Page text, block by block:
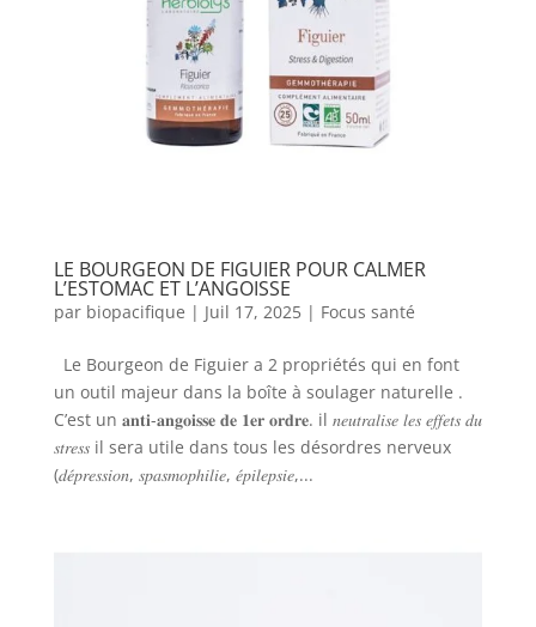
LE BOURGEON DE FIGUIER POUR CALMER
L’ESTOMAC ET L’ANGOISSE
par biopacifique | Juil 17, 2025| Focus santé
Le Bourgeon de Figuier a 2 propriétés qui en font
un outil majeur dans la boîte à soulager naturelle .
C’est un 𝐚𝐧𝐭𝐢-𝐚𝐧𝐠𝐨𝐢𝐬𝐬𝐞 𝐝𝐞 𝟏𝐞𝐫 𝐨𝐫𝐝𝐫𝐞. il 𝑛𝑒𝑢𝑡𝑟𝑎𝑙𝑖𝑠𝑒 𝑙𝑒𝑠 𝑒𝑓𝑓𝑒𝑡𝑠 𝑑𝑢
𝑠𝑡𝑟𝑒𝑠𝑠 il sera utile dans tous les désordres nerveux
(𝑑𝑒́𝑝𝑟𝑒𝑠𝑠𝑖𝑜𝑛, 𝑠𝑝𝑎𝑠𝑚𝑜𝑝ℎ𝑖𝑙𝑖𝑒, 𝑒́𝑝𝑖𝑙𝑒𝑝𝑠𝑖𝑒,...